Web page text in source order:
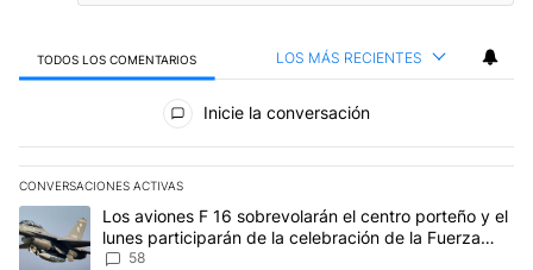
TODOS LOS COMENTARIOS LOS MÁS RECIENTES
Todos los comentarios
Inicie la conversación
CONVERSACIONES ACTIVAS
Este listado muestra los artículos con más comentarios en los
Un artículo de tendencia con el título "Los aviones F 16
Los aviones F 16 sobrevolarán el centro porteño y el
lunes participarán de la celebración de la Fuerza
Aérea
58